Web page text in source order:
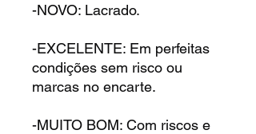
-NOVO: Lacrado.
-EXCELENTE: Em perfeitas
condições sem risco ou
marcas no encarte.
-MUITO BOM: Com riscos e